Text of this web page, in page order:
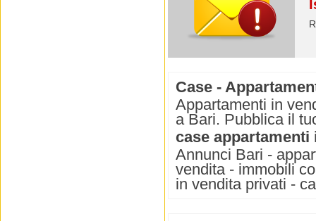
Case -
Appartamenti in
a Bari. Pubblica il
case appartamenti
Annunci Bari -
vendita - immobili
in vendita privati -